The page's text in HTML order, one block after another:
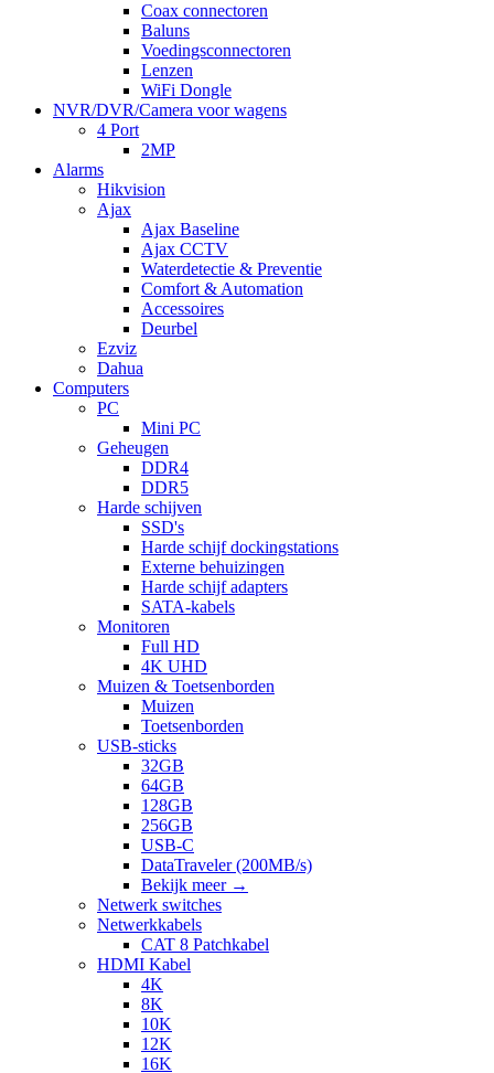
Coax connectoren
Baluns
Voedingsconnectoren
Lenzen
WiFi Dongle
NVR/DVR/Camera voor wagens
4 Port
2MP
Alarms
Hikvision
Ajax
Ajax Baseline
Ajax CCTV
Waterdetectie & Preventie
Comfort & Automation
Accessoires
Deurbel
Ezviz
Dahua
Computers
PC
Mini PC
Geheugen
DDR4
DDR5
Harde schijven
SSD's
Harde schijf dockingstations
Externe behuizingen
Harde schijf adapters
SATA-kabels
Monitoren
Full HD
4K UHD
Muizen & Toetsenborden
Muizen
Toetsenborden
USB-sticks
32GB
64GB
128GB
256GB
USB-C
DataTraveler (200MB/s)
Bekijk meer →
Netwerk switches
Netwerkkabels
CAT 8 Patchkabel
HDMI Kabel
4K
8K
10K
12K
16K